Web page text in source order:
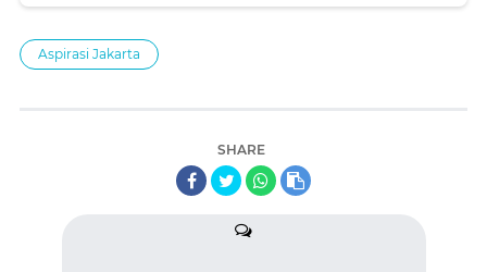
Aspirasi Jakarta
SHARE